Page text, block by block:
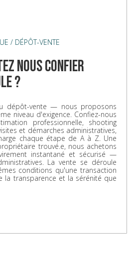
/ DÉPÔT-VENTE
nous confier
?
dépôt-vente — nous proposons
niveau d'exigence. Confiez-nous
professionnelle, shooting
et démarches administratives,
chaque étape de A à Z. Une
trouvé.e, nous achetons
instantané et sécurisé —
La vente se déroule
conditions qu'une transaction
la transparence et la sérénité que